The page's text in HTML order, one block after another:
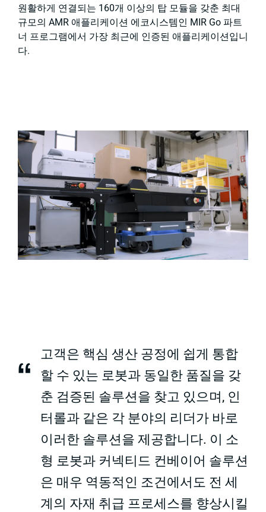
원활하게 연결되는 160개 이상의 탑 모듈을 갖춘 최대
규모의 AMR 애플리케이션 에코시스템인 MIR Go 파트
너 프로그램에서 가장 최근에 인증된 애플리케이션입니
다.
“
고객은 핵심 생산 공정에 쉽게 통합
할 수 있는 로봇과 동일한 품질을 갖
춘 검증된 솔루션을 찾고 있으며, 인
터롤과 같은 각 분야의 리더가 바로
이러한 솔루션을 제공합니다. 이 소
형 로봇과 커넥티드 컨베이어 솔루션
은 매우 역동적인 조건에서도 전 세
계의 자재 취급 프로세스를 향상시킬